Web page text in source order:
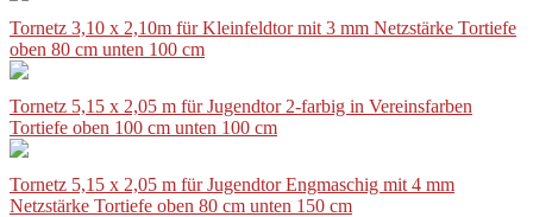
Tornetz 3,10 x 2,10m für Kleinfeldtor mit 3 mm Netzstärke Tortiefe
oben 80 cm unten 100 cm
Tornetz 5,15 x 2,05 m für Jugendtor 2-farbig in Vereinsfarben
Tortiefe oben 100 cm unten 100 cm
Tornetz 5,15 x 2,05 m für Jugendtor Engmaschig mit 4 mm
Netzstärke Tortiefe oben 80 cm unten 150 cm